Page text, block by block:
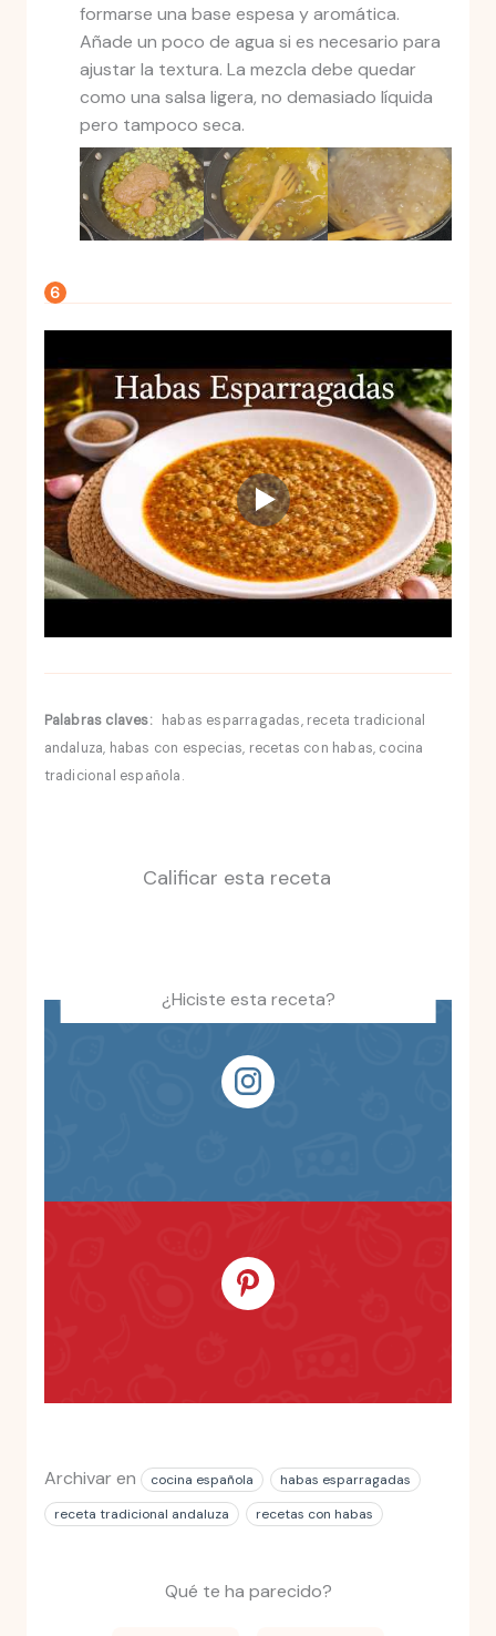
formarse una base espesa y aromática.
Añade un poco de agua si es necesario para
ajustar la textura. La mezcla debe quedar
como una salsa ligera, no demasiado líquida
pero tampoco seca.
Palabras claves:
habas esparragadas, receta tradicional
andaluza, habas con especias, recetas con habas, cocina
tradicional española.
Calificar esta receta
¿Hiciste esta receta?
Archivar en cocina española
habas esparragadas
receta tradicional andaluza
recetas con habas
Qué te ha parecido?